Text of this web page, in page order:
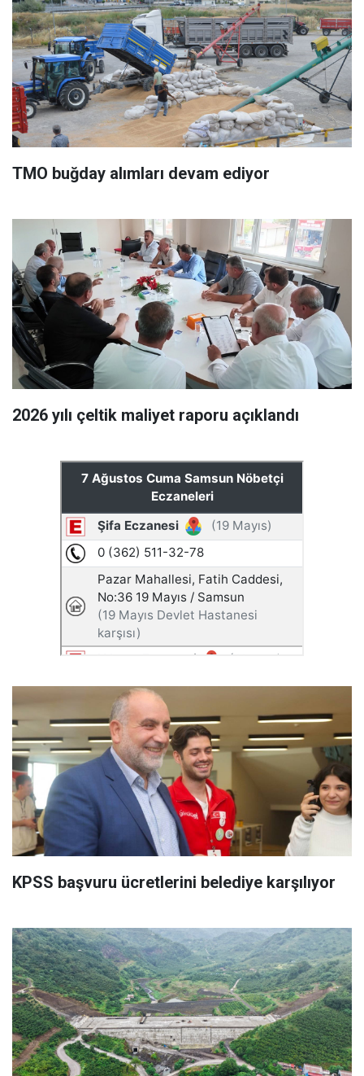
TMO buğday alımları devam ediyor
2026 yılı çeltik maliyet raporu açıklandı
KPSS başvuru ücretlerini belediye karşılıyor